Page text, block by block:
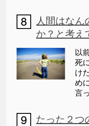
人間はなん
か？と考え
以
死
け
め
言
たった２つ